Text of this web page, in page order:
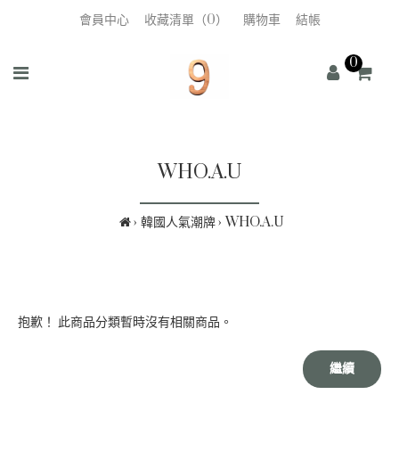
會員中心 收藏清單（0） 購物車 結帳
0
WHO.A.U
韓國人氣潮牌 WHO.A.U
抱歉！ 此商品分類暫時沒有相關商品。
繼續